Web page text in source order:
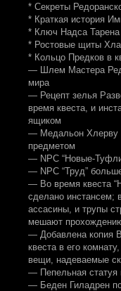
* Секреты
* Краткая история
* Ключ Надса Тарена
* Ростовые щиты
* Кольцо Предков в
— Шлем Мастера
мира
— Рецепт зелья
время квеста, и
ящиком
— Медальон Хлерву
предметом
— NPC “Новые-
— NPC “Труд”
— Во время квеста
сделано инстансем;
ассасины, и трупы
мешают
— Добавлена копия
квеста в его
вещи, надеваемые
— Пепельная статуя
— Беден Гиладрен